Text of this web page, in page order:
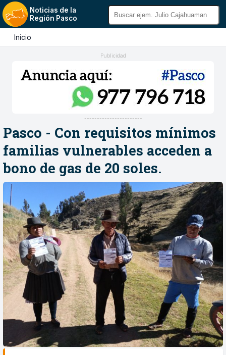
Noticias de la
Región Pasco
Inicio
Publicidad
-----------------------
Pasco - Con requisitos mínimos
familias vulnerables acceden a
bono de gas de 20 soles.